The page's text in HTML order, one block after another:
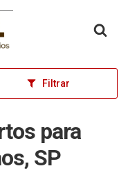
Filtrar
para
SP